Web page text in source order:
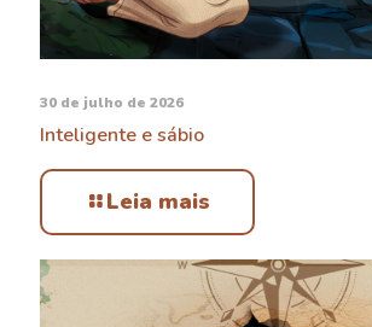
30 de julho de 2026
Inteligente e sábio
Leia mais